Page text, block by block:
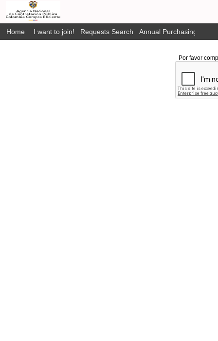
Home I want to join! Requests Search Annual Purchasing Plan
Por favor